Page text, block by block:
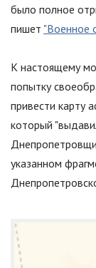
было полное
пишет "Военное
К настоящему
попытку
привести карту
который "
указанном